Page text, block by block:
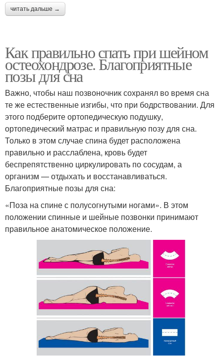
читать дальше →
Как правильно спать при шейном
остеохондрозе. Благоприятные
позы для сна
Важно, чтобы наш позвоночник сохранял во время сна
те же естественные изгибы, что при бодрствовании. Для
этого подберите ортопедическую подушку,
ортопедический матрас и правильную позу для сна.
Только в этом случае спина будет расположена
правильно и расслаблена, кровь будет
беспрепятственно циркулировать по сосудам, а
организм — отдыхать и восстанавливаться.
Благоприятные позы для сна:
«Поза на спине с полусогнутыми ногами». В этом
положении спинные и шейные позвонки принимают
правильное анатомическое положение.